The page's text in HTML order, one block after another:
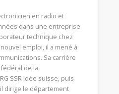
en radio et
dans une entreprise
technique chez
emploi, il a mené à
Sa carrière
de la
SSR Idée suisse, puis
dirige le département